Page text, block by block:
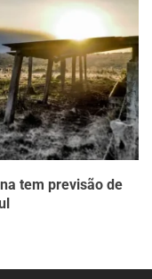
tem previsão de